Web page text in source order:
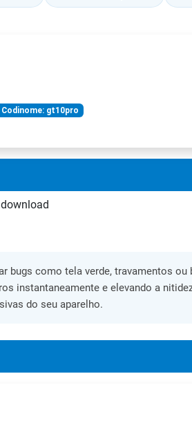
Codinome: gt10pro
bugs como tela verde, travamentos
instantaneamente e elevando a
do seu aparelho.